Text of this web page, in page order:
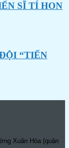
SĨ TÍ HON
“TIẾN
Xuân Hòa (quận